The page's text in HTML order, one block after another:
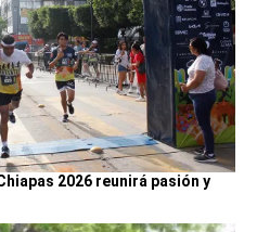
2026 reunirá pasión y